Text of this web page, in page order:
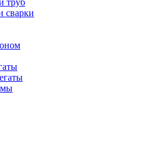
труб
сварки